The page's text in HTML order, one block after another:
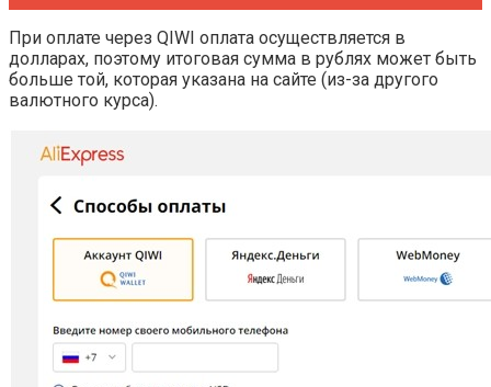
При оплате через QIWI оплата осуществляется в
долларах, поэтому итоговая сумма в рублях может быть
больше той, которая указана на сайте (из-за другого
валютного курса).